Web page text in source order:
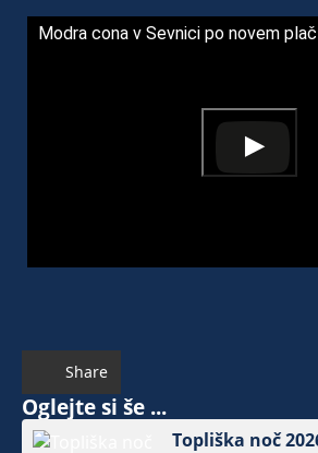
Modra cona v Sevnici po novem
Share
Oglejte si še ...
Topliška noč